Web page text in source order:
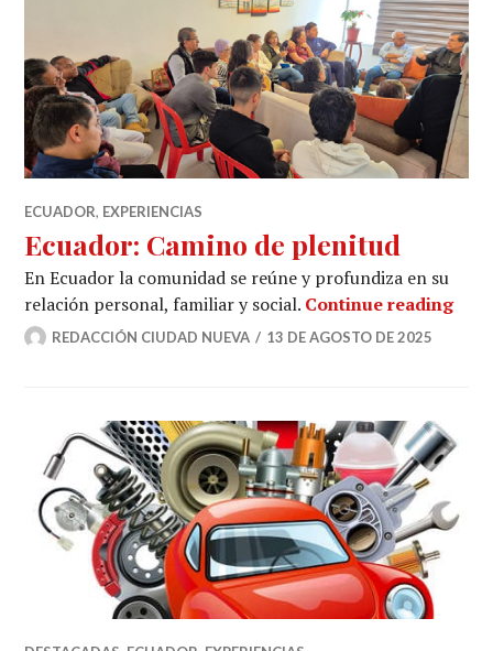
ECUADOR, EXPERIENCIAS
Ecuador: Camino de plenitud
En Ecuador la comunidad se reúne y profundiza en su
relación personal, familiar y social. Continue reading
REDACCIÓN CIUDAD NUEVA 13 DE AGOSTO DE 2025